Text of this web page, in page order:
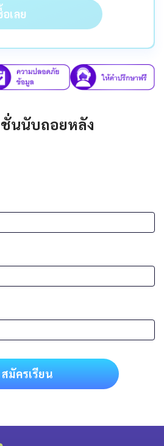
เลย
ชั่นนับถอยหลัง
สมัครเรียน